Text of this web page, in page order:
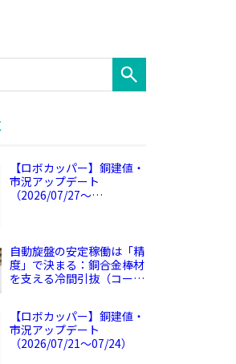
【ロボカッパー】銅建値・
市況アップデート
（2026/07/27～
自動旋盤の安定稼働は「精
度」で決まる：銅合金棒材
を支える冷間引抜（コール
【ロボカッパー】銅建値・
市況アップデート
（2026/07/21～07/24）